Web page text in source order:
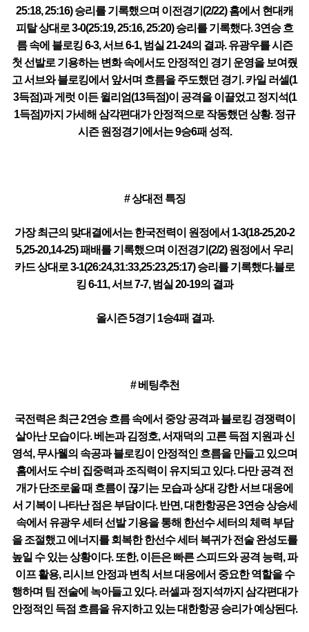
25:18, 25:16) 승리를 기록했으며 이전경기(2/22) 홈에서 현대캐
피탈 상대로 3-0(25:19, 25:16, 25:20) 승리를 기록했다. 3연승 흐
름 속에 블로킹 6-3, 서브 6-1, 범실 21-24의 결과. 유광우를 시즌
첫 선발로 기용하는 변화 속에서도 안정적인 경기 운영을 보여줬
고 서브와 블로킹에서 앞서며 흐름을 주도했던 경기. 카일 러셀(1
3득점)과 게럿 이든 윌리엄(13득점)이 공격을 이끌었고 정지석(1
1득점)까지 가세해 삼각편대가 안정적으로 작동했던 상황. 정규
시즌 원정경기에서는 9승6패 성적.
# 상대전 특징
가장 최근의 맞대결에서는 한국전력이 원정에서 1-3(18-25,20-2
5,25-20,14-25) 패배를 기록했으며 이전경기(2/2) 원정에서 우리
카드 상대로 3-1(26:24,31:33,25:23,25:17) 승리를 기록했다.블로
킹 6-11, 서브 7-7, 범실 20-19의 결과
올시즌 5경기 1승4패 결과.
# 베팅추천
국전력은 최근 2연승 흐름 속에서 중앙 공격과 블로킹 경쟁력이
살아난 모습이다. 베논과 김정호, 서재덕의 고른 득점 지원과 신
영석, 무사웰의 속공과 블로킹이 안정적인 흐름을 만들고 있으며
홈에서도 수비 집중력과 조직력이 유지되고 있다. 다만 공격 전
개가 단조로울 때 흐름이 끊기는 모습과 상대 강한 서브 대응에
서 기복이 나타난 점은 부담이다. 반면, 대한항공은 3연승 상승세
속에서 유광우 세터 선발 기용을 통해 한선수 세터의 체력 부담
을 조절했고 에너지를 회복한 한선수 세터 복귀가 전술 완성도를
높일 수 있는 상황이다. 또한, 이든은 빠른 스피드와 공격 능력, 파
이프 활용, 리시브 안정과 변칙 서브 대응에서 중요한 역할을 수
행하며 팀 전술에 녹아들고 있다. 러셀과 정지석까지 삼각편대가
안정적인 득점 흐름을 유지하고 있는 대한항공 승리가 예상된다.